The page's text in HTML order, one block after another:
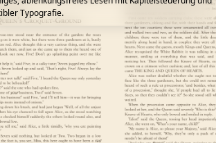
Typografie.